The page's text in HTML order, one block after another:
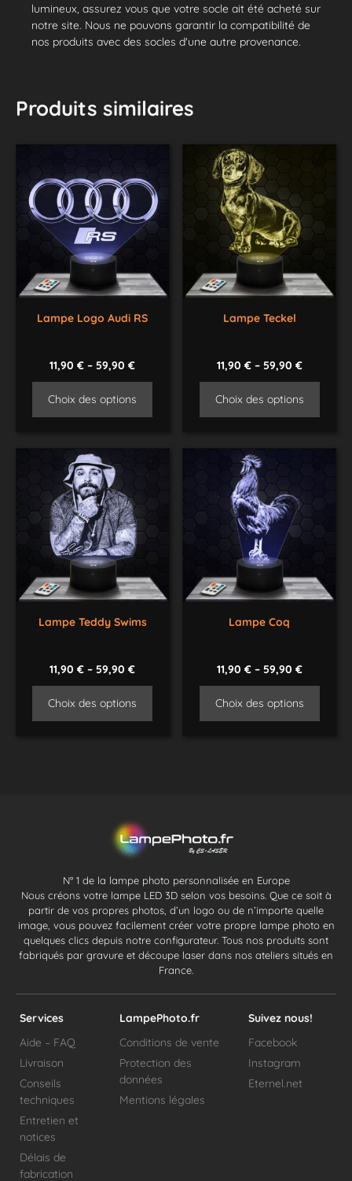
lumineux, assurez vous que votre socle ait été acheté sur
notre site. Nous ne pouvons garantir la compatibilité de
nos produits avec des socles d'une autre provenance.
Produits similaires
Lampe Logo Audi RS
11,90€ –59,90€
Choix des options
Lampe Teckel
11,90 €– 59,90 €
Choix des options
Lampe Teddy Swims
11,90€ –59,90€
Choix des options
Lampe Coq
11,90 €– 59,90 €
Choix des options
N° 1 de la lampe photo personnalisée en Europe
Nous créons votre lampe LED 3D selon vos besoins. Que ce soit à
partir de vos propres photos, d’un logo ou de n’importe quelle
image, vous pouvez facilement créer votre propre lampe photo en
quelques clics depuis notre configurateur. Tous nos produits sont
fabriqués par gravure et découpe laser dans nos ateliers situés en
France.
Services
Aide – FAQ
Livraison
Conseils
techniques
Entretien et
notices
Délais de
fabrication
LampePhoto.fr
Conditions de vente
Protection des
données
Mentions légales
Suivez nous!
Facebook
Instagram
Eternel.net